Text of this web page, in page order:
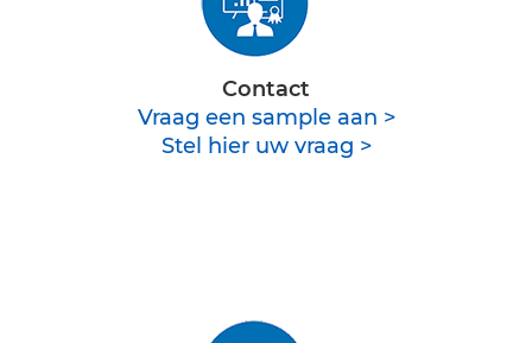
Contact
Vraag een sample aan >
Stel hier uw vraag >